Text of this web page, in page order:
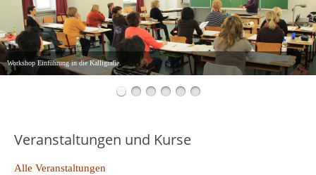
Workshop Einführung in die Kalligrafie.
Veranstaltungen und Kurse
Alle Veranstaltungen